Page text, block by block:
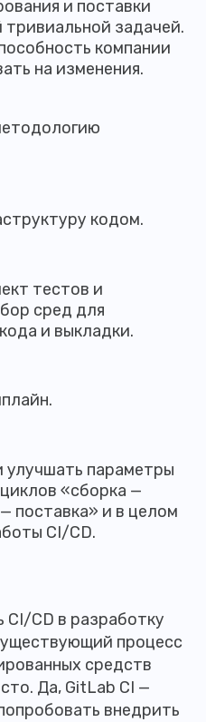
и поставки
задачей.
компании
на изменения.
кодом.
тестов и
сред для
и выкладки.
улучшать параметры
«сборка —
поставка» и в целом
CI/CD.
CD в разработку
процесс
средств
Да, GitLab CI —
внедрить